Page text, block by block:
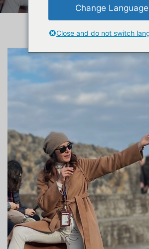
Change Language
Close and do not switch